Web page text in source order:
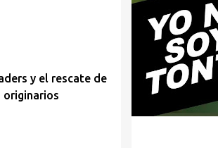
y el rescate de
originarios
PÁGINA PRINCIPAL